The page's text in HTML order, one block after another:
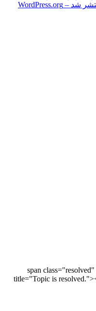
وردپرس فارسی نگارش ۷.۰ منتشر شد – WordPress.org
<span
title="Topic is